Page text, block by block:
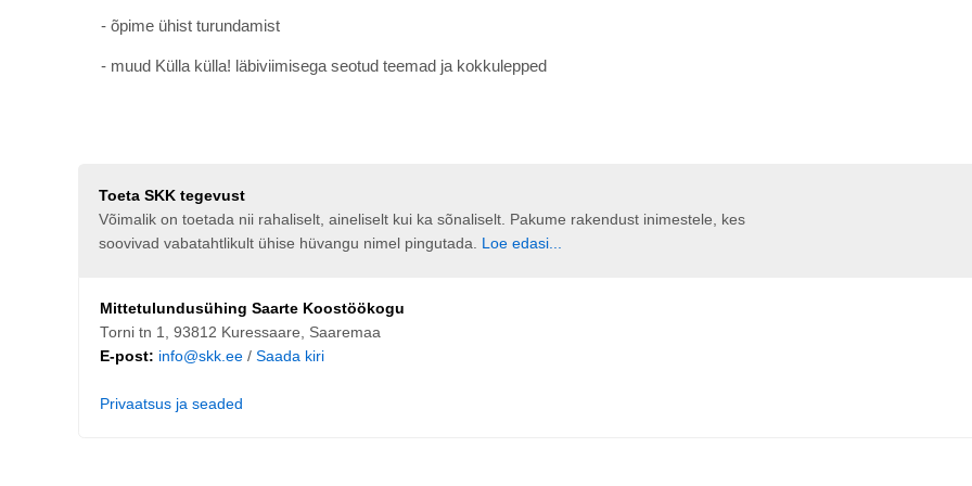
- õpime ühist turundamist
- muud Külla külla! läbiviimisega seotud teemad ja kokkulepped
Toeta SKK tegevust
Võimalik on toetada nii rahaliselt, aineliselt kui ka sõnaliselt. Pakume rakendust inimestele, kes
soovivad vabatahtlikult ühise hüvangu nimel pingutada. Loe edasi...
Mittetulundusühing Saarte Koostöökogu
Torni tn 1, 93812 Kuressaare, Saaremaa
E-post: info@skk.ee/ Saada kiri
Privaatsus ja seaded